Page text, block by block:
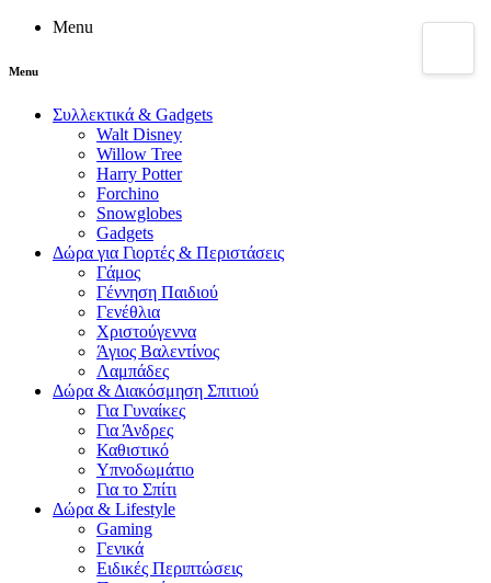
Menu
Menu
Συλλεκτικά & Gadgets
Walt Disney
Willow Tree
Harry Potter
Forchino
Snowglobes
Gadgets
Δώρα για Γιορτές & Περιστάσεις
Γάμος
Γέννηση Παιδιού
Γενέθλια
Χριστούγεννα
Άγιος Βαλεντίνος
Λαμπάδες
Δώρα & Διακόσμηση Σπιτιού
Για Γυναίκες
Για Άνδρες
Καθιστικό
Υπνοδωμάτιο
Για το Σπίτι
Δώρα & Lifestyle
Gaming
Γενικά
Ειδικές Περιπτώσεις